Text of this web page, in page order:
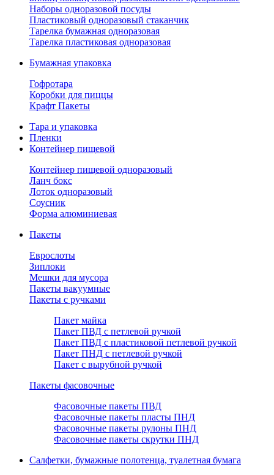
Наборы одноразовой посуды
Пластиковый одноразовый стаканчик
Тарелка бумажная одноразовая
Тарелка пластиковая одноразовая
Бумажная упаковка
Гофротара
Коробки для пиццы
Крафт Пакеты
Тара и упаковка
Пленки
Контейнер пищевой
Контейнер пищевой одноразовый
Ланч бокс
Лоток одноразовый
Соусник
Форма алюминиевая
Пакеты
Еврослоты
Зиплоки
Мешки для мусора
Пакеты вакуумные
Пакеты с ручками
Пакет майка
Пакет ПВД с петлевой ручкой
Пакет ПВД с пластиковой петлевой ручкой
Пакет ПНД с петлевой ручкой
Пакет с вырубной ручкой
Пакеты фасовочные
Фасовочные пакеты ПВД
Фасовочные пакеты пласты ПНД
Фасовочные пакеты рулоны ПНД
Фасовочные пакеты скрутки ПНД
Салфетки, бумажные полотенца, туалетная бумага